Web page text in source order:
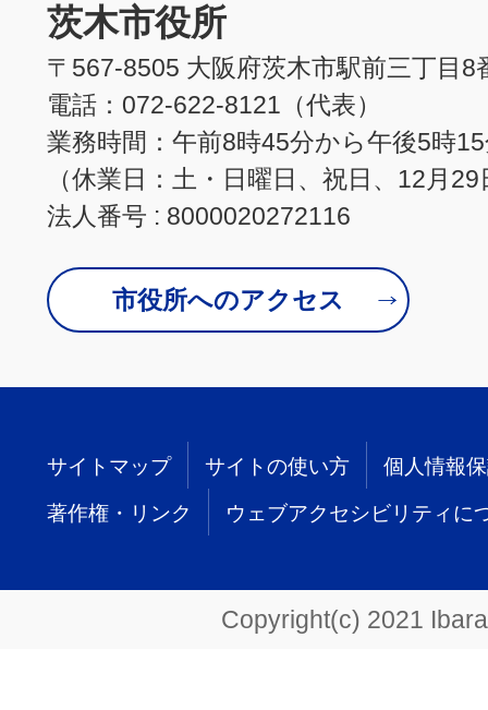
茨木市役所
〒567-8505 大阪府茨木市駅前三丁目8
電話：072-622-8121（代表）
業務時間：午前8時45分から午後5時
（休業日：土・日曜日、祝日、12月
法人番号 : 8000020272116
市役所へのアクセス
サイトマップ サイトの使い方 個人情報
著作権・リンク ウェブアクセシビリティに
Copyright(c) 2021